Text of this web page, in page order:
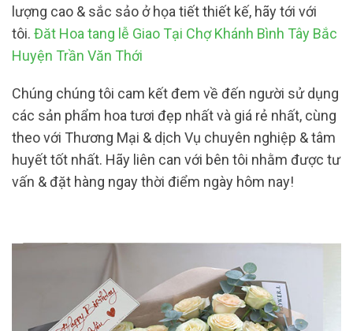
lượng cao & sắc sảo ở họa tiết thiết kế, hãy tới với
tôi. Đăt Hoa tang lễ Giao Tại Chợ Khánh Bình Tây Bắc
Huyện Trần Văn Thới
Chúng chúng tôi cam kết đem về đến người sử dụng
các sản phẩm hoa tươi đẹp nhất và giá rẻ nhất, cùng
theo với Thương Mại & dịch Vụ chuyên nghiệp & tâm
huyết tốt nhất. Hãy liên can với bên tôi nhằm được tư
vấn & đặt hàng ngay thời điểm ngày hôm nay!